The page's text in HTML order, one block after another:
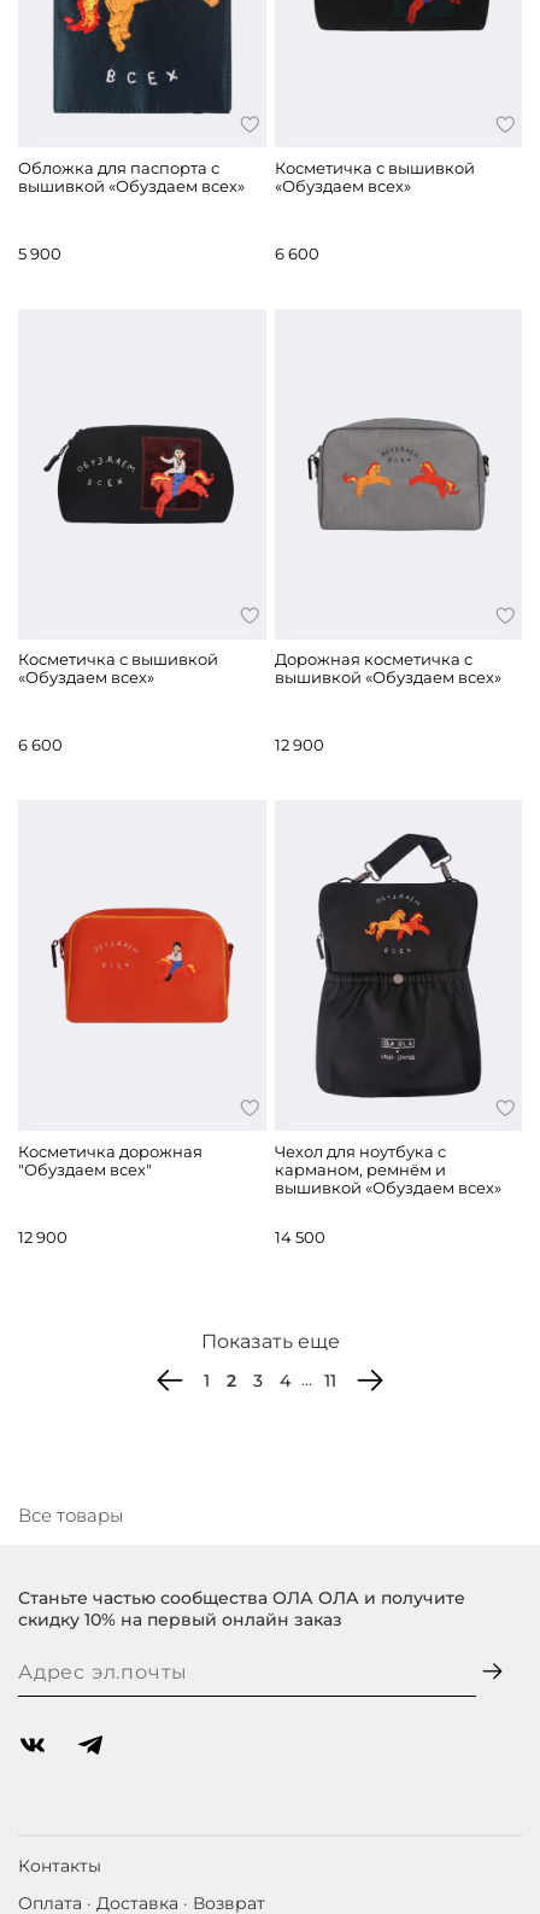
Обложка для паспорта с
вышивкой «Обуздаем всех»
5 900
Косметичка с вышивкой
«Обуздаем всех»
6 600
Косметичка с вышивкой
«Обуздаем всех»
6 600
Дорожная косметичка с
вышивкой «Обуздаем всех»
12 900
Косметичка дорожная
"Обуздаем всех"
12 900
Чехол для ноутбука с
карманом, ремнём и
вышивкой «Обуздаем всех»
14 500
Показать еще
1 2 3 4 … 11
Все товары
Контакты
Оплата · Доставка · Возврат
Станьте частью сообщества ОЛА ОЛА и получите
скидку 10% на первый онлайн заказ